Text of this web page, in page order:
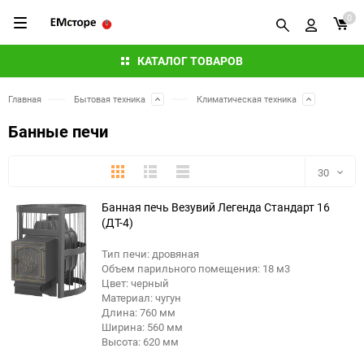
КАТАЛОГ ТОВАРОВ
0
Главная Бытовая техника Климатическая техника
Банные печи
ПлиткаПодробноКомпактно 30
30
Банная печь Везувий Легенда Стандарт 16
(ДТ-4)
Тип печи: дровяная
Объем парильного помещения: 18 м3
Цвет: черный
Материал: чугун
Длина: 760 мм
Ширина: 560 мм
Высота: 620 мм